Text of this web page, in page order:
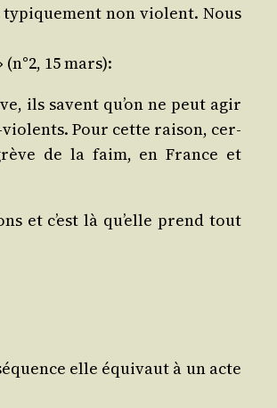
typi­que­ment non violent. Nous
15 mars):
ils savent qu’on ne peut agir
Pour cette rai­son, cer­
de la faim, en France et
et c’est là qu’elle prend tout
elle équi­vaut à un acte